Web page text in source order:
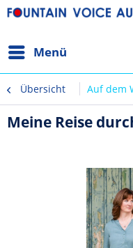
Menü
Übersicht Auf dem
Meine Reise